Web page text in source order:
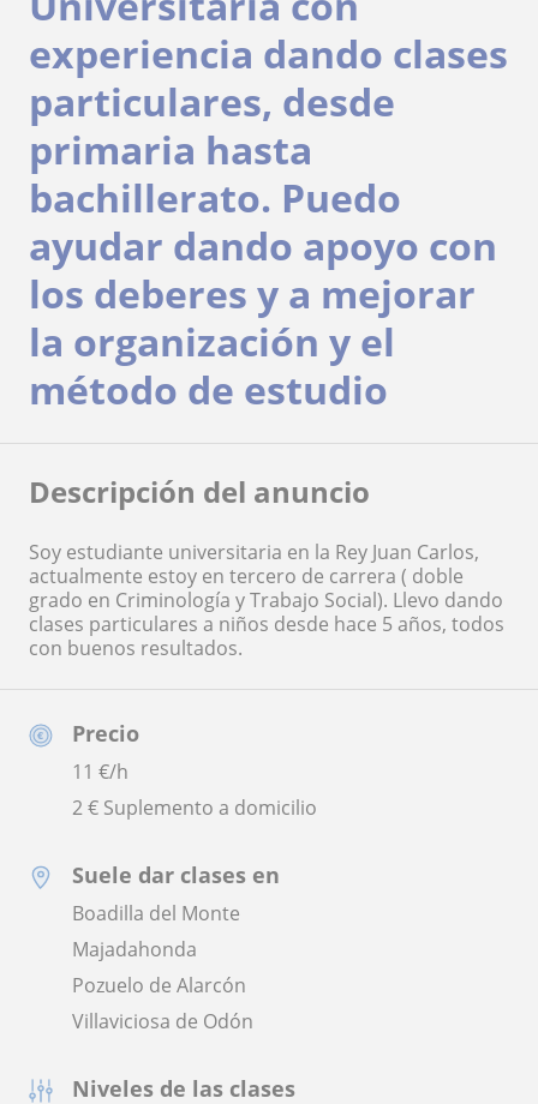
Precio
11 €/h
2 € Suplemento a domicilio
Suele dar clases en
Boadilla del Monte
Majadahonda
Pozuelo de Alarcón
Villaviciosa de Odón
Niveles de las clases
experiencia dando clases
particulares, desde
primaria hasta
bachillerato. Puedo
ayudar dando apoyo con
los deberes y a mejorar
la organización y el
método de estudio
Descripción del anuncio
Soy estudiante universitaria en la Rey Juan Carlos,
actualmente estoy en tercero de carrera ( doble
grado en Criminología y Trabajo Social). Llevo dando
clases particulares a niños desde hace 5 años, todos
con buenos resultados.